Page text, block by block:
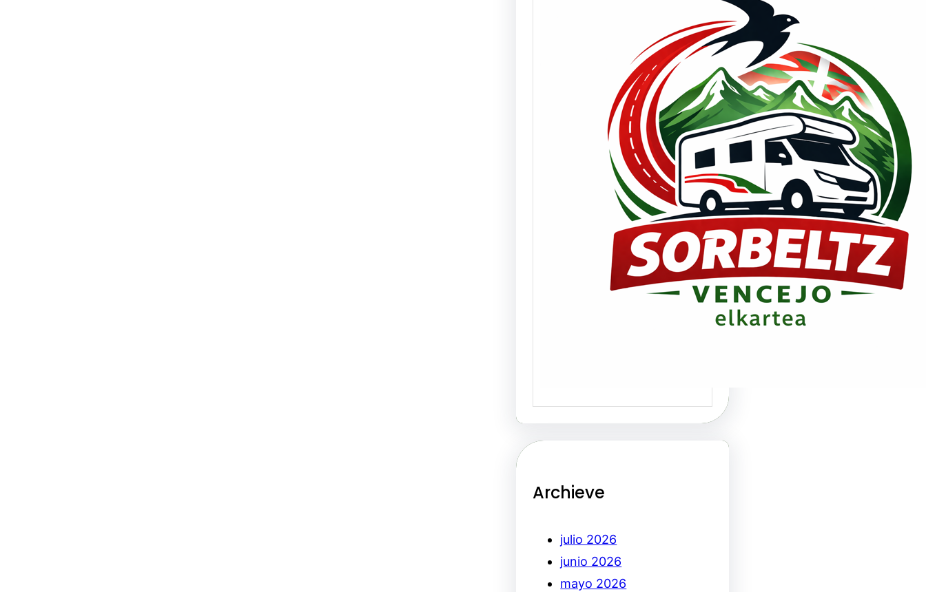
Realmente son un
problema los
vehículos
vivienda???
NOTA de PRENSA,
08/06/2026 ¿¿Millones
de turismos y
camiones…
Archieve
julio 2026
junio 2026
mayo 2026